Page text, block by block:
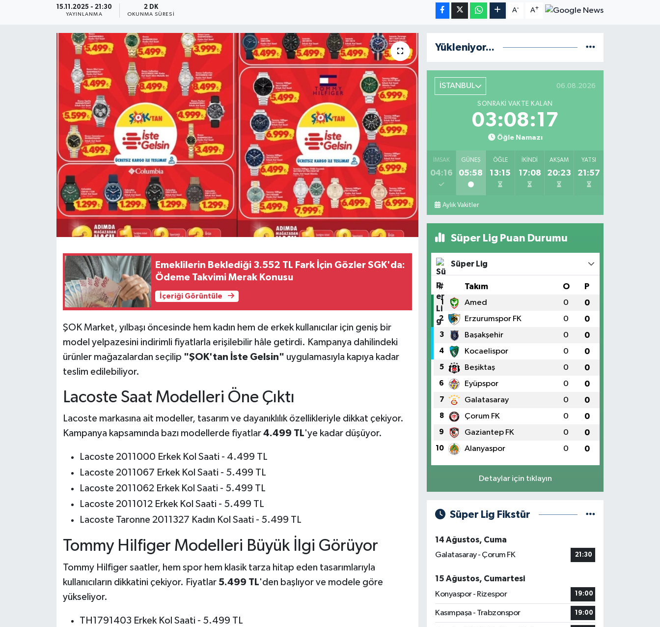
15.11.2025 - 21:30
YAYINLANMA
2 DK
OKUNMA SÜRESI
A- A+
Emeklilerin Beklediği 3.552 TL Fark İçin Gözler SGK'da:
Ödeme Takvimi Merak Konusu
İçeriği Görüntüle
ŞOK Market, yılbaşı öncesinde hem kadın hem de erkek kullanıcılar için geniş bir
model yelpazesini indirimli fiyatlarla erişilebilir hâle getirdi. Kampanya dahilindeki
ürünler mağazalardan seçilip "ŞOK'tan İste Gelsin" uygulamasıyla kapıya kadar
teslim edilebiliyor.
Lacoste Saat Modelleri Öne Çıktı
Lacoste markasına ait modeller, tasarım ve dayanıklılık özellikleriyle dikkat çekiyor.
Kampanya kapsamında bazı modellerde fiyatlar 4.499 TL'ye kadar düşüyor.
Lacoste 2011000 Erkek Kol Saati - 4.499 TL
Lacoste 2011067 Erkek Kol Saati - 5.499 TL
Lacoste 2011062 Erkek Kol Saati - 5.499 TL
Lacoste 2011012 Erkek Kol Saati - 5.499 TL
Lacoste Taronne 2011327 Kadın Kol Saati - 5.499 TL
Tommy Hilfiger Modelleri Büyük İlgi Görüyor
Tommy Hilfiger saatler, hem spor hem klasik tarza hitap eden tasarımlarıyla
kullanıcıların dikkatini çekiyor. Fiyatlar 5.499 TL'den başlıyor ve modele göre
yükseliyor.
TH1791403 Erkek Kol Saati - 5.499 TL
Yükleniyor...
İSTANBUL 06.08.2026
SONRAKI VAKTE KALAN
03:08:16
Öğle Namazı
İMSAK
04:16
GÜNEŞ
05:58
ÖĞLE
13:15
İKINDI
17:08
AKŞAM
20:23
YATSI
21:57
Aylık Vakitler
Süper Lig Puan Durumu
Süper Lig
# Takım O P
1 Amed 0 0
2 Erzurumspor FK 0 0
3 Başakşehir 0 0
4 Kocaelispor 0 0
5 Beşiktaş 0 0
6 Eyüpspor 0 0
7 Galatasaray 0 0
8 Çorum FK 0 0
9 Gaziantep FK 0 0
10 Alanyaspor 0 0
Detaylar için tıklayın
Süper Lig Fikstür
14 Ağustos, Cuma
Galatasaray - Çorum FK
21:30
15 Ağustos, Cumartesi
Konyaspor - Rizespor
19:00
Kasımpaşa - Trabzonspor 19:00